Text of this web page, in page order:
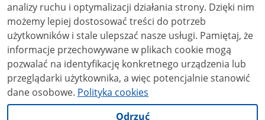
analizy ruchu i optymalizacji działania strony. Dzięki nim
możemy lepiej dostosować treści do potrzeb
użytkowników i stale ulepszać nasze usługi. Pamiętaj, że
informacje przechowywane w plikach cookie mogą
pozwalać na identyfikację konkretnego urządzenia lub
przeglądarki użytkownika, a więc potencjalnie stanowić
dane osobowe. Polityka cookies
Odrzuć